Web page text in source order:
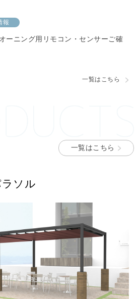
報
ーニング用リモコン・センサーご確
一覧はこちら
一覧はこちら
ソル